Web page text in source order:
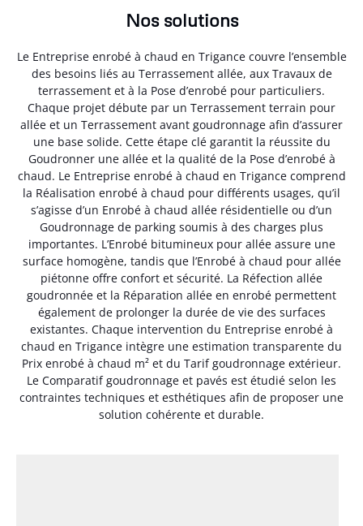
Nos solutions
Le Entreprise enrobé à chaud en Trigance couvre l’ensemble
des besoins liés au Terrassement allée, aux Travaux de
terrassement et à la Pose d’enrobé pour particuliers.
Chaque projet débute par un Terrassement terrain pour
allée et un Terrassement avant goudronnage afin d’assurer
une base solide. Cette étape clé garantit la réussite du
Goudronner une allée et la qualité de la Pose d’enrobé à
chaud. Le Entreprise enrobé à chaud en Trigance comprend
la Réalisation enrobé à chaud pour différents usages, qu’il
s’agisse d’un Enrobé à chaud allée résidentielle ou d’un
Goudronnage de parking soumis à des charges plus
importantes. L’Enrobé bitumineux pour allée assure une
surface homogène, tandis que l’Enrobé à chaud pour allée
piétonne offre confort et sécurité. La Réfection allée
goudronnée et la Réparation allée en enrobé permettent
également de prolonger la durée de vie des surfaces
existantes. Chaque intervention du Entreprise enrobé à
chaud en Trigance intègre une estimation transparente du
Prix enrobé à chaud m² et du Tarif goudronnage extérieur.
Le Comparatif goudronnage et pavés est étudié selon les
contraintes techniques et esthétiques afin de proposer une
solution cohérente et durable.